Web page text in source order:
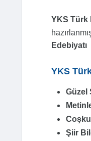
YKS Türk
Edebiyatı
YKS
Güzel
Şiir